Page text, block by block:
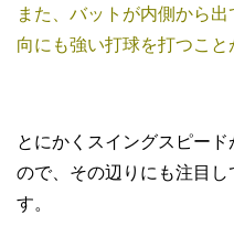
また、バットが内側から
向にも強い打球を打つこと
とにかくスイングスピー
ので、その辺りにも注目
す。